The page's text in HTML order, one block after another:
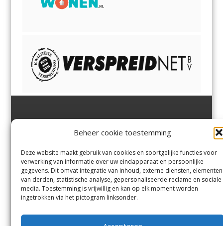
Beheer cookie toestemming
Deze website maakt gebruik van cookies en soortgelijke functies voor
verwerking van informatie over uw eindapparaat en persoonlijke
gegevens. Dit omvat integratie van inhoud, externe diensten, elementen
van derden, statistische analyse, gepersonaliseerde reclame en sociale
media. Toestemming is vrijwillig en kan op elk moment worden
ingetrokken via het pictogram linksonder.
Margadantstraat 34
0255-533900
info@jutter.nlofinfo@hofgee
st.nl
Velserbroek,Velsen-Zuid,
Zuid,Driehuisen
Spaarnwoude.
Contact
Andere uitgaven